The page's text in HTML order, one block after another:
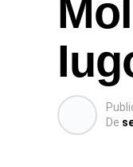
De